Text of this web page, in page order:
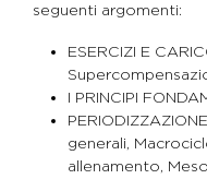
seguenti argomenti:
ESERCIZI E
I PRINCIPI
generali,
allenamento,